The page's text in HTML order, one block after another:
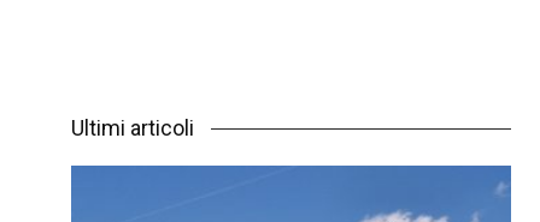
Ultimi articoli